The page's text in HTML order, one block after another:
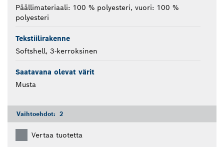
Päällimateriaali: 100 % polyesteri, vuori: 100 %
polyesteri
Tekstiilirakenne
Softshell, 3-kerroksinen
Saatavana olevat värit
Musta
Vaihtoehdot: 2
Vertaa tuotetta